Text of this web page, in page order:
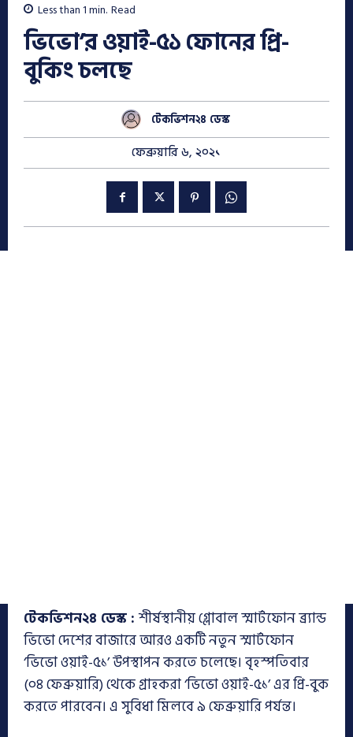
Less than 1min. Read
ভিভো’র ওয়াই-৫১ ফোনের প্রি-
বুকিং চলছে
টেকভিশন২৪ ডেস্ক
ফেব্রুয়ারি ৬, ২০২১
টেকভিশন২৪ ডেস্ক :শীর্ষস্থানীয় গ্লোবাল স্মার্টফোন ব্র্যান্ড
ভিভো দেশের বাজারে আরও একটি নতুন স্মার্টফোন
‘ভিভো ওয়াই-৫১’ উপস্থাপন করতে চলেছে। বৃহস্পতিবার
(০৪ ফেব্রুয়ারি) থেকে গ্রাহকরা ‘ভিভো ওয়াই-৫১’ এর প্রি-বুক
করতে পারবেন। এ সুবিধা মিলবে ৯ ফেব্রুয়ারি পর্যন্ত।